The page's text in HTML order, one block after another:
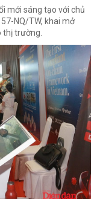
mới sáng tạo với chủ
NQ/TW, khai mở
thị trường.